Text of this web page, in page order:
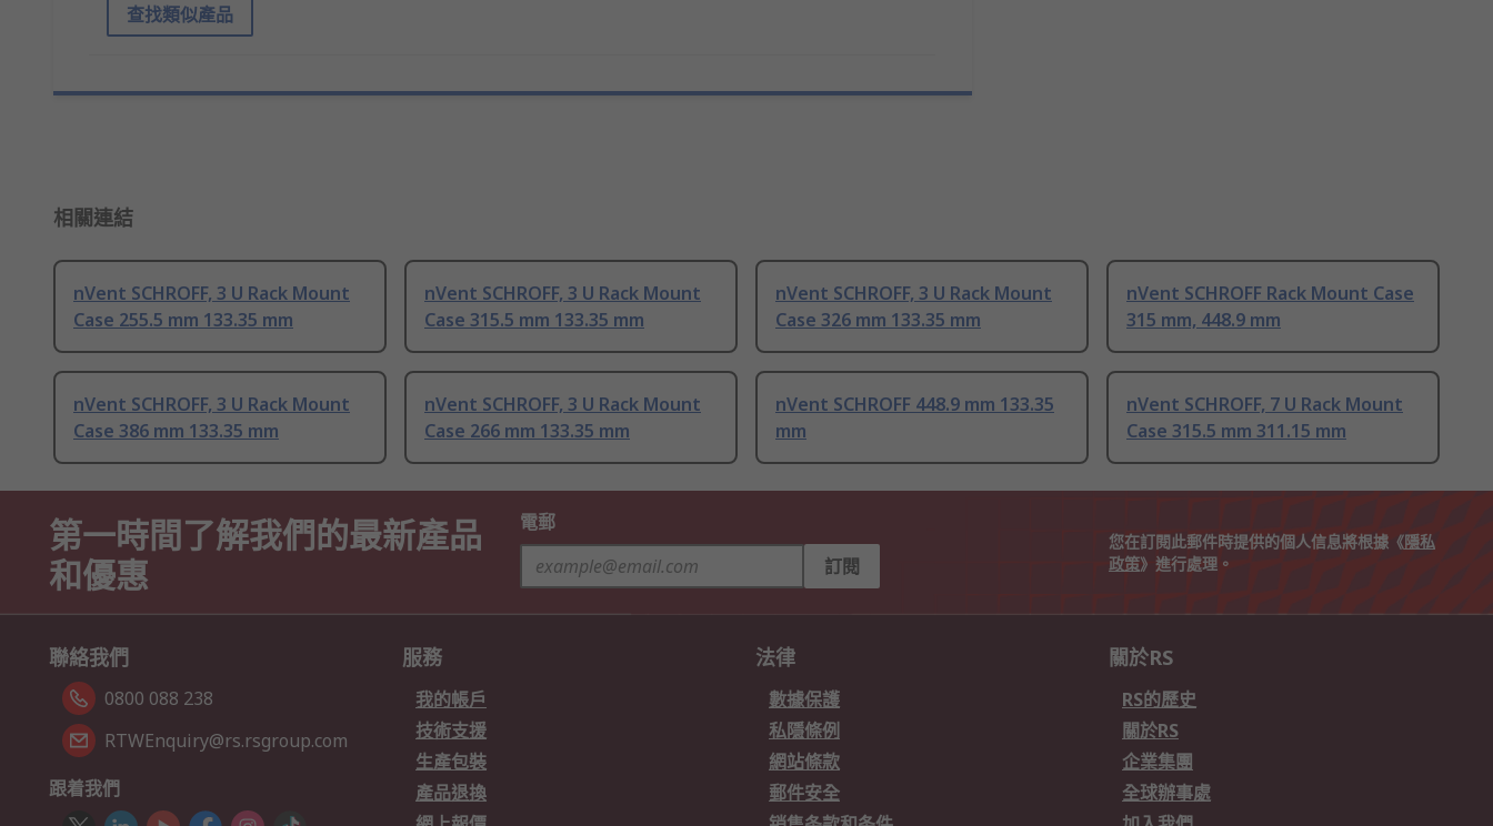
查找類似產品
相關連結
nVent SCHROFF, 3 U Rack Mount
Case 255.5 mm 133.35 mm
nVent SCHROFF, 3 U Rack Mount
Case 315.5 mm 133.35 mm
nVent SCHROFF, 3 U Rack Mount
Case 326 mm 133.35 mm
nVent SCHROFF Rack Mount Case
315 mm, 448.9 mm
nVent SCHROFF, 3 U Rack Mount
Case 386 mm 133.35 mm
nVent SCHROFF, 3 U Rack Mount
Case 266 mm 133.35 mm
nVent SCHROFF 448.9 mm 133.35
mm
nVent SCHROFF, 7 U Rack Mount
Case 315.5 mm 311.15 mm
第一時間了解我們的最新產品
和優惠
電郵
訂閱
您在訂閱此郵件時提供的個人信息將根據《隱私
政策》進行處理。
聯絡我們
0800 088 238
RTWEnquiry@rs.rsgroup.com
跟着我們
服務
我的帳戶
技術支援
生產包裝
產品退換
法律
數據保護
私隱條例
網站條款
郵件安全
關於RS
RS的歷史
關於RS
企業集團
全球辦事處